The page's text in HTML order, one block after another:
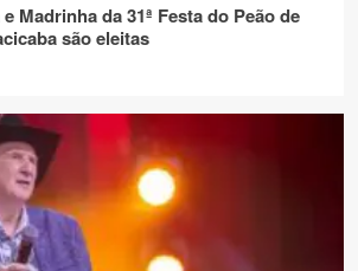
Madrinha da 31ª Festa do Peão de
são eleitas